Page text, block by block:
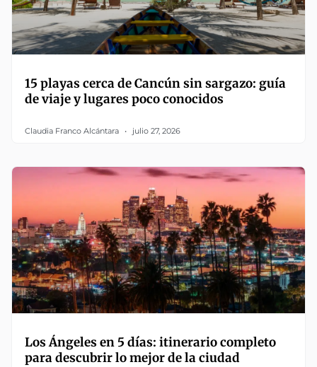
15 playas cerca de Cancún sin sargazo: guía
de viaje y lugares poco conocidos
Claudia Franco Alcántara julio 27, 2026
Los Ángeles en 5 días: itinerario completo
para descubrir lo mejor de la ciudad